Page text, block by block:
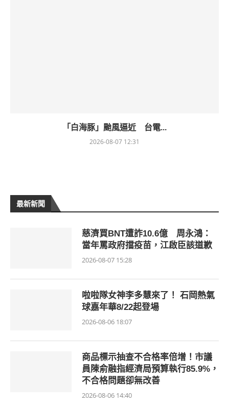
「白海豚」颱風逼近 台電...
2026-08-07 12:31
最新新聞
慈濟買BNT遭詐10.6億 周永鴻：
當年罵政府擋疫苗，江啟臣該道歉
2026-08-07 15:28
啦啦隊女神李多慧來了！ 石岡熱氣
球嘉年華8/22起登場
2026-08-06 18:07
商品標示抽查不合格率倍增！市議
員陳俞融指經濟局預算執行85.9%，
不合格問題卻無改善
2026-08-06 14:40